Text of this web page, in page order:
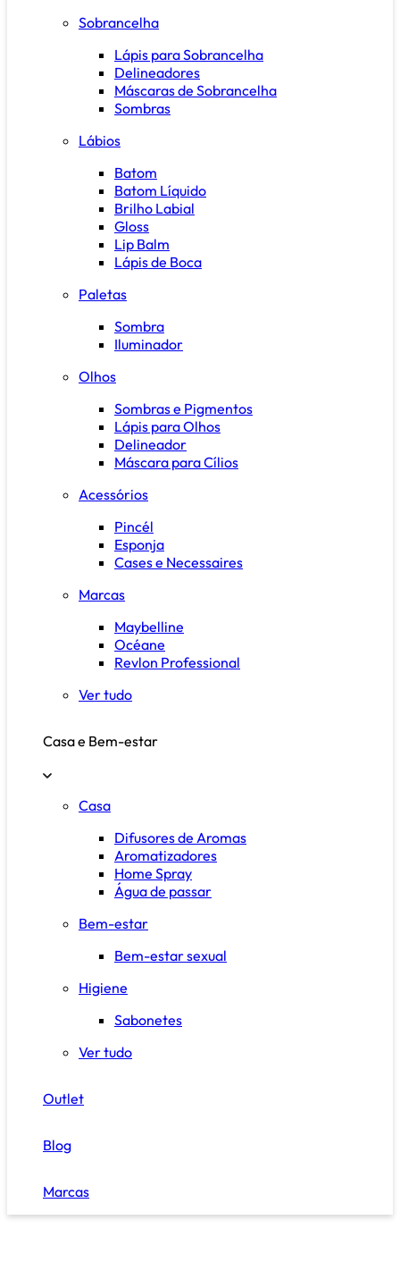
Sobrancelha
Lápis para Sobrancelha
Delineadores
Máscaras de Sobrancelha
Sombras
Lábios
Batom
Batom Líquido
Brilho Labial
Gloss
Lip Balm
Lápis de Boca
Paletas
Sombra
Iluminador
Olhos
Sombras e Pigmentos
Lápis para Olhos
Delineador
Máscara para Cílios
Acessórios
Pincél
Esponja
Cases e Necessaires
Marcas
Maybelline
Océane
Revlon Professional
Ver tudo
Casa e Bem-estar
Casa
Difusores de Aromas
Aromatizadores
Home Spray
Água de passar
Bem-estar
Bem-estar sexual
Higiene
Sabonetes
Ver tudo
Outlet
Blog
Marcas